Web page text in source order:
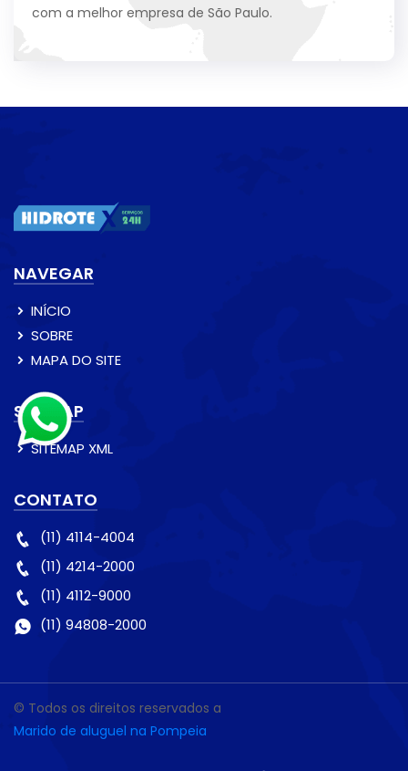
com a melhor empresa de São Paulo.
NAVEGAR
INÍCIO
SOBRE
MAPA DO SITE
SITEMAP
SITEMAP XML
CONTATO
(11) 4114-4004
(11) 4214-2000
(11) 4112-9000
(11) 94808-2000
© Todos os direitos reservados a
Marido de aluguel na Pompeia